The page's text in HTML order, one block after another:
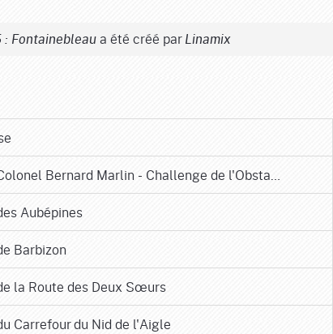
: Fontainebleau a été créé par Linamix
Bernard Marlin - Challenge de l'Obsta…
Aubépines
Barbizon
la Route des Deux Sœurs
Carrefour du Nid de l'Aigle